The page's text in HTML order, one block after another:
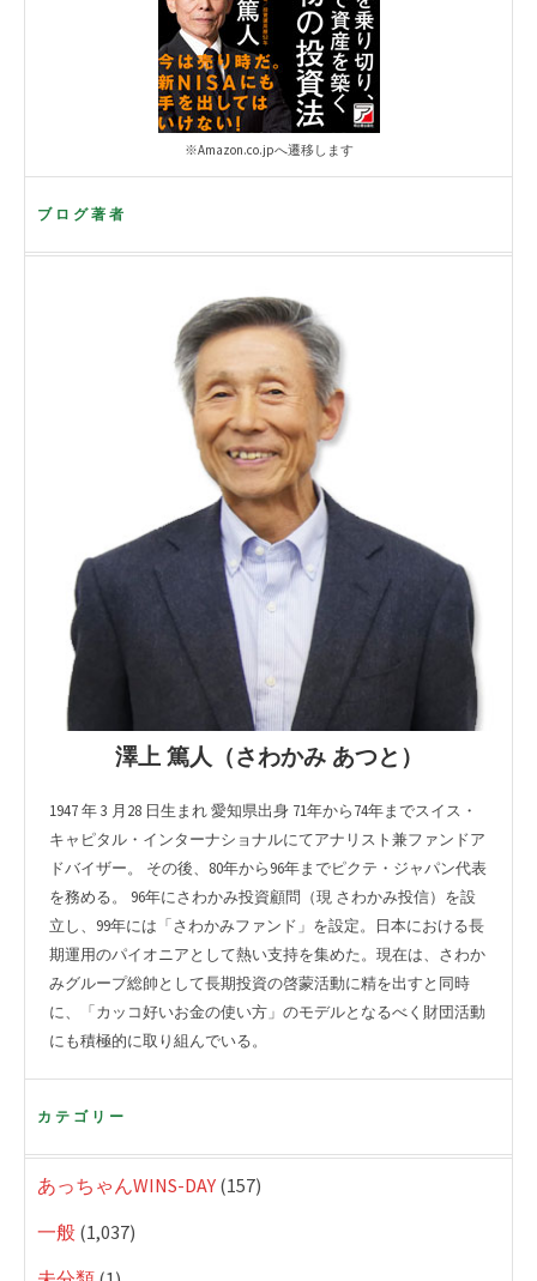
※Amazon.co.jpへ遷移します
ブログ著者
澤上 篤人（さわかみ あつと）
1947 年 3 月28 日生まれ 愛知県出身 71年から74年までスイス・
キャピタル・インターナショナルにてアナリスト兼ファンドア
ドバイザー。 その後、80年から96年までピクテ・ジャパン代表
を務める。 96年にさわかみ投資顧問（現 さわかみ投信）を設
立し、99年には「さわかみファンド」を設定。日本における長
期運用のパイオニアとして熱い支持を集めた。現在は、さわか
みグループ総帥として長期投資の啓蒙活動に精を出すと同時
に、「カッコ好いお金の使い方」のモデルとなるべく財団活動
にも積極的に取り組んでいる。
カテゴリー
あっちゃんWINS-DAY (157)
一般 (1,037)